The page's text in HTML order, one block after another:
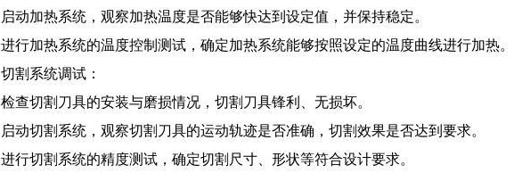
启动加热系统，观察加热温度是否能够快达到设定值，并保持稳定。
进行加热系统的温度控制测试，确定加热系统能够按照设定的温度曲线进行加热。
切割系统调试：
检查切割刀具的安装与磨损情况，切割刀具锋利、无损坏。
启动切割系统，观察切割刀具的运动轨迹是否准确，切割效果是否达到要求。
进行切割系统的精度测试，确定切割尺寸、形状等符合设计要求。